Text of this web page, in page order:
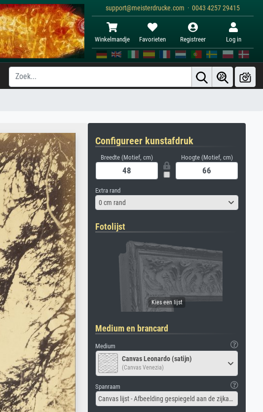
support@meisterdrucke.com · 0043 4257 29415
Winkelmandje Favorieten Registreer Log in
Configureer kunstafdruk
Breedte (Motief, cm) Hoogte (Motief, cm)
Extra rand
0 cm rand
Fotolijst
Medium en brancard
Medium
Canvas Leonardo (satijn)
(Canvas Venezia)
Spanraam
Canvas lijst - Afbeelding gespiegeld aan de zijkant